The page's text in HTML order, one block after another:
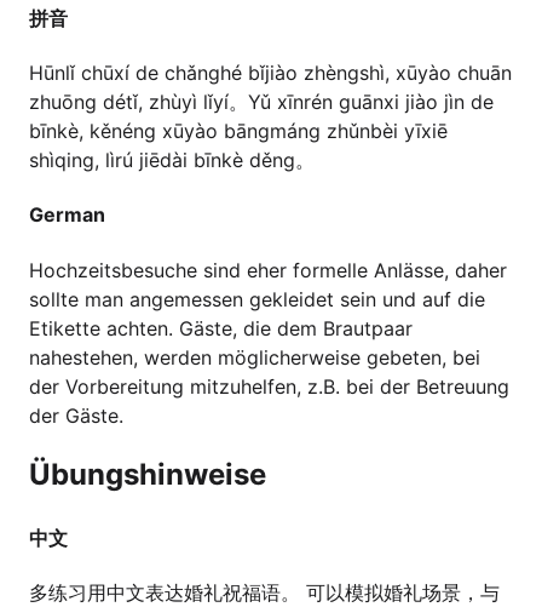
拼音
Hūnlǐ chūxí de chǎnghé bǐjiào zhèngshì, xūyào chuān
zhuōng détǐ, zhùyì lǐyí。Yǔ xīnrén guānxi jiào jìn de
bīnkè, kěnéng xūyào bāngmáng zhǔnbèi yīxiē
shìqing, lìrú jiēdài bīnkè děng。
German
Hochzeitsbesuche sind eher formelle Anlässe, daher
sollte man angemessen gekleidet sein und auf die
Etikette achten. Gäste, die dem Brautpaar
nahestehen, werden möglicherweise gebeten, bei
der Vorbereitung mitzuhelfen, z.B. bei der Betreuung
der Gäste.
Übungshinweise
中文
多练习用中文表达婚礼祝福语。 可以模拟婚礼场景，与